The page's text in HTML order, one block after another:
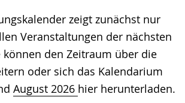
zeigt zunächst nur
Veranstaltungen der nächsten
können den Zeitraum über die
oder sich das Kalendarium
August 2026 hier herunterladen.